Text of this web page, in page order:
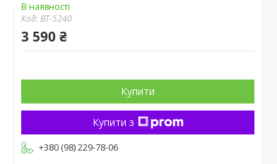
В наявності
Код:BT-5240
3 590 ₴
Купити
Купити з
+380 (98) 229-78-06